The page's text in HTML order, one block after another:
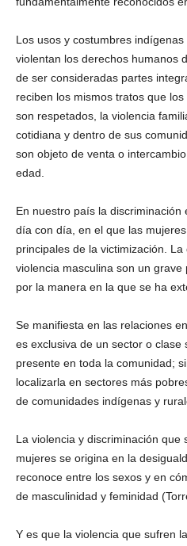
Los usos y costumbres
violentan los derechos humanos
de ser consideradas partes
reciben los mismos tratos que
son respetados, la violencia
cotidiana y dentro de sus
son objeto de venta o
edad.
En nuestro país la
día con día, en el que las
principales de la victimización.
violencia masculina son un
por la manera en la que se ha
Se manifiesta en las relaciones
es exclusiva de un sector o clase
presente en toda la comunidad;
localizarla en sectores más
de comunidades indígenas y
La violencia y discriminación que
mujeres se origina en la
reconoce entre los sexos y en
de masculinidad y feminidad
Y es que la violencia que sufren